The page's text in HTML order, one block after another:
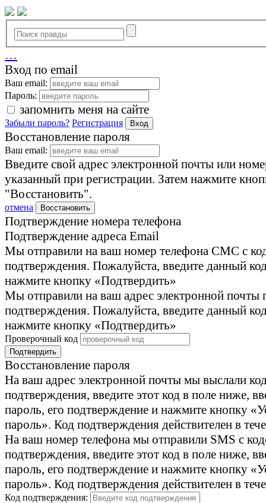
…
Вход по email
Ваш email:
Пароль:
запомнить меня на сайте
Забыли пароль? Регистрация Вход
Восстановление пароля
Ваш email:
Введите свой адрес электронной почты или
указанный при регистрации. Затем нажмите
"Восстановить".
отмена Восстановить
Подтверждение номера телефона
Подтверждение адреса Email
Мы отправили на ваш номер телефона СМС с
подтверждения. Пожалуйста, введите данный
нажмите кнопку «Подтвердить»
Мы отправили на ваш адрес электронной почты
подтверждения. Пожалуйста, введите данный
нажмите кнопку «Подтвердить»
Проверочный код
Подтвердить
Восстановление пароля
На ваш адрес электронной почты мы выслали
подтверждения, введите этот код в поле ниже,
пароль, его подтверждение и нажмите кнопку
пароль». Код подтверждения действителен в
На ваш номер телефона мы отправили SMS с
подтверждения, введите этот код в поле ниже,
пароль, его подтверждение и нажмите кнопку
пароль». Код подтверждения действителен в
Код подтверждения: